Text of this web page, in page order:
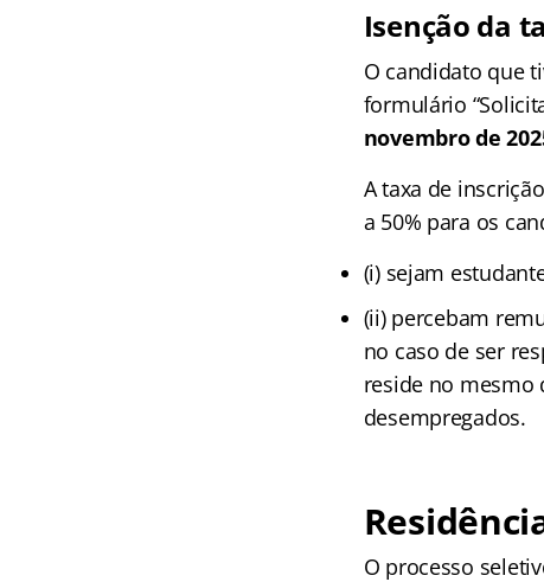
Isenção da
O candidato que
formulário
novembro de
A taxa de
a 50% para os
(i) sejam
(ii) percebam
no caso de ser
reside no mesmo
desempregados.
O processo